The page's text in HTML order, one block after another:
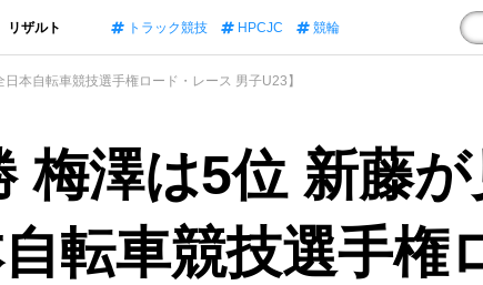
リザルト トラック競技 HPCJC 競輪
本自転車競技選手権ロード・レース 男子U23】
梅澤は5位 新藤
転車競技選手権